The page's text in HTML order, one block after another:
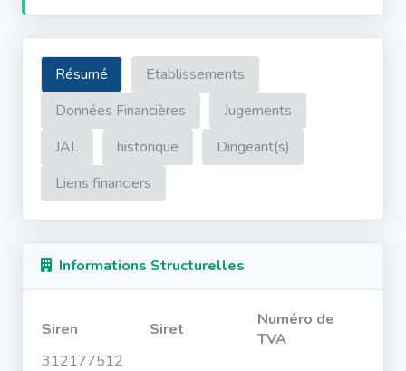
Résumé
Etablissements
Données Financières
Jugements
JAL
historique
Dirigeant(s)
Liens financiers
Informations Structurelles
Siren Siret
Numéro de
TVA
312177512